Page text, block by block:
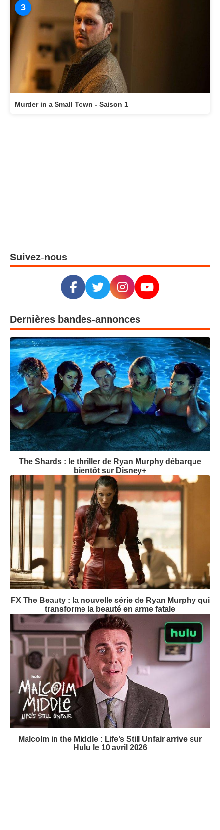
3
Murder in a Small Town - Saison 1
Suivez-nous
Dernières bandes-annonces
The Shards : le thriller de Ryan Murphy débarque
bientôt sur Disney+
FX The Beauty : la nouvelle série de Ryan Murphy qui
transforme la beauté en arme fatale
Malcolm in the Middle : Life’s Still Unfair arrive sur
Hulu le 10 avril 2026